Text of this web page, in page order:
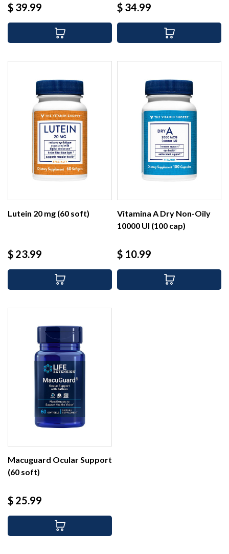
Precio
$ 39.99 Precio
$ 34.99
Lutein 20 mg (60 soft)
Precio
$ 23.99
Vitamina A Dry Non-Oily
10000 UI (100 cap)
Precio
$ 10.99
Macuguard Ocular Support
(60 soft)
Precio
$ 25.99